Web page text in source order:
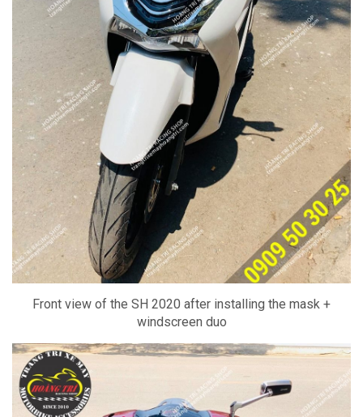
Front view of the SH 2020 after installing the mask +
windscreen duo